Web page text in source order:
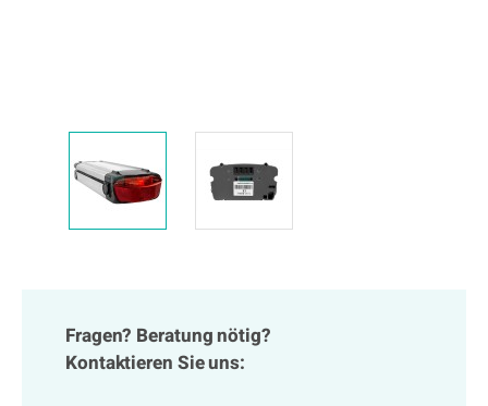
Fragen? Beratung nötig?
Kontaktieren Sie uns: